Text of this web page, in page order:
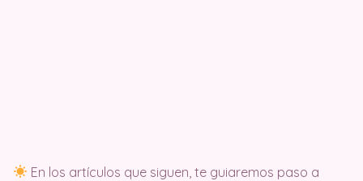
En los artículos que siguen, te guiaremos paso a